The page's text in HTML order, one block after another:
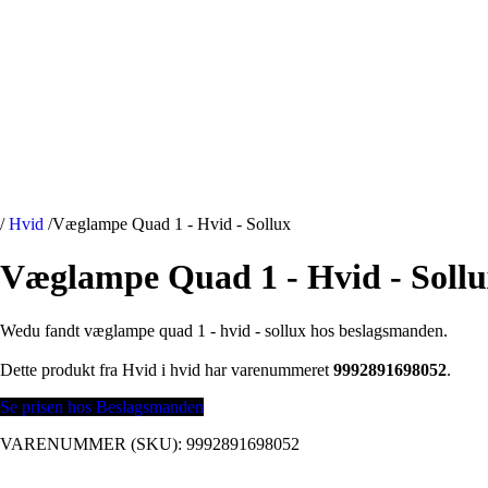
/ Hvid /Væglampe Quad 1 - Hvid - Sollux
Væglampe Quad 1 - Hvid -
Wedu fandt væglampe quad 1 - hvid - sollux hos beslagsmanden.
Dette produkt fra Hvid i hvid har varenummeret 9992891698052.
Se prisen hos Beslagsmanden
VARENUMMER (SKU): 9992891698052